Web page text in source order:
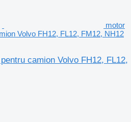
motor
Volvo FH12, FL12, FM12, NH12
camion Volvo FH12, FL12,